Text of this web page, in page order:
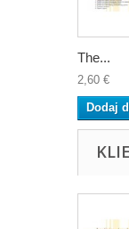
The...
2,60 €
Dodaj